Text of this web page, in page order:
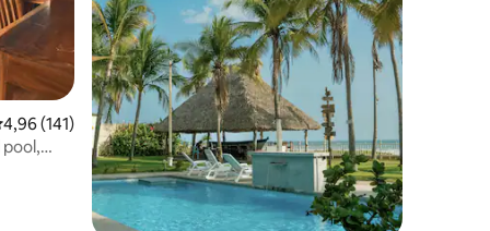
ud af 5 i gennemsnitlig bedømmelse, 141 omtaler
4,96 (141)